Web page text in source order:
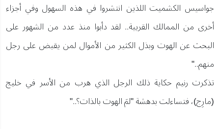
جواسيس الكشميت اللذين انتشروا في هذه السهول وفي أجزاء
أخرى من الممالك القريبة.. لقد دأبوا منذ عدد من الشهور على
البحث عن الهوت وبذل الكثير من الأموال لمن يقبض على رجل
منهم.."
تذكرت رنيم حكاية ذلك الرجل الذي هرب من الأسر في خليج
(مارِج)، فتساءلت بدهشة "لمَ الهوت بالذات؟.."